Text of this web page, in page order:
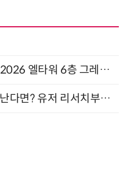
Next AI & Big Data Summit 2026 엘타워 6층 그레이스홀 개최 (9/18)
그럴듯하지만 AI가 만든 티가 난다면? 유저 리서치부터 배포까지! (9/15)